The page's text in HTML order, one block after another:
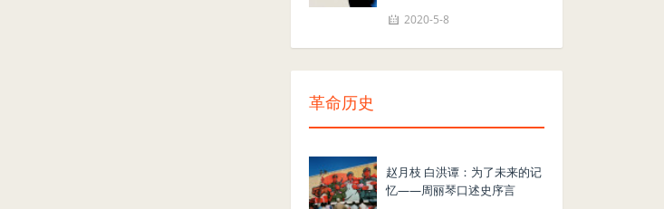
2020-5-8
革命历史
赵月枝 白洪谭：为了未来的记
忆——周丽琴口述史序言